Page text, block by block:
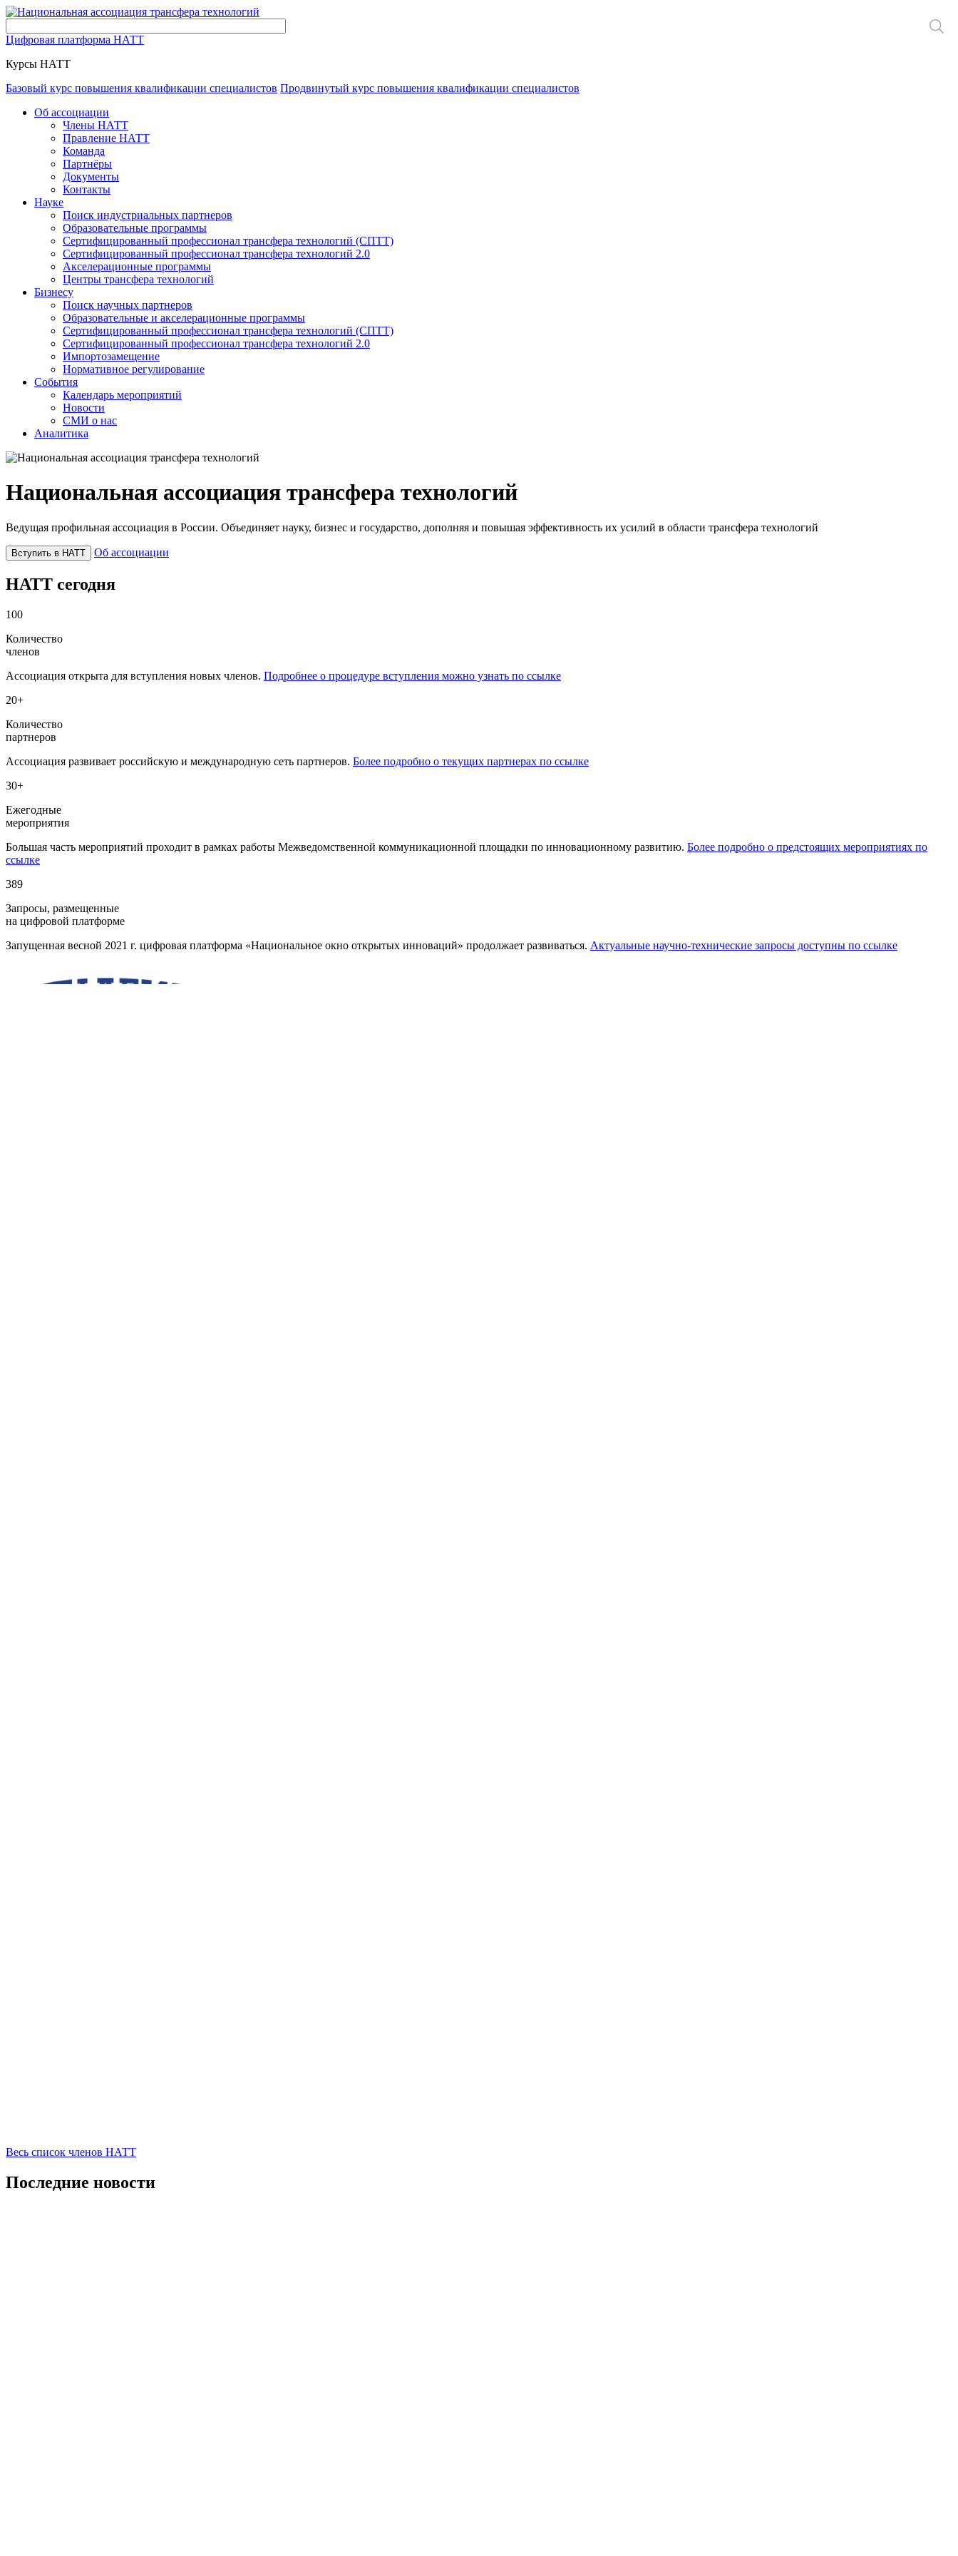
Цифровая платформа НАТТ
Курсы НАТТ
Базовый курс повышения квалификации специалистов Продвинутый курс повышения квалификации специалистов
Об ассоциации
Члены НАТТ
Правление НАТТ
Команда
Партнёры
Документы
Контакты
Науке
Поиск индустриальных партнеров
Образовательные программы
Сертифицированный профессионал трансфера технологий (СПТТ)
Сертифицированный профессионал трансфера технологий 2.0
Акселерационные программы
Центры трансфера технологий
Бизнесу
Поиск научных партнеров
Образовательные и акселерационные программы
Сертифицированный профессионал трансфера технологий (СПТТ)
Сертифицированный профессионал трансфера технологий 2.0
Импортозамещение
Нормативное регулирование
События
Календарь мероприятий
Новости
СМИ о нас
Аналитика
Национальная ассоциация трансфера технологий
Ведущая профильная ассоциация в России. Объединяет науку, бизнес и государство, дополняя и повышая эффективность их усилий в области трансфера технологий
Вступить в НАТТ Об ассоциации
НАТТ сегодня
100
Количество
членов
Ассоциация открыта для вступления новых членов. Подробнее о процедуре вступления можно узнать по ссылке
20+
Количество
партнеров
Ассоциация развивает российскую и международную сеть партнеров. Более подробно о текущих партнерах по ссылке
30+
Ежегодные
мероприятия
Большая часть мероприятий проходит в рамках работы Межведомственной коммуникационной площадки по инновационному развитию. Более подробно о предстоящих мероприятиях по
ссылке
389
Запросы, размещенные
на цифровой платформе
Запущенная весной 2021 г. цифровая платформа «Национальное окно открытых инноваций»‎ продолжает развиваться. Актуальные научно-технические запросы доступны по ссылке
Весь список членов НАТТ
Последние новости